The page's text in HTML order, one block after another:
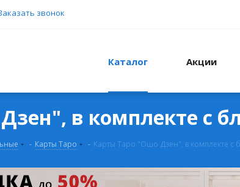
звонок
Каталог Акции
в комплекте с
- Карты Таро - Карты Таро "Ошо Дзен", в комплекте с